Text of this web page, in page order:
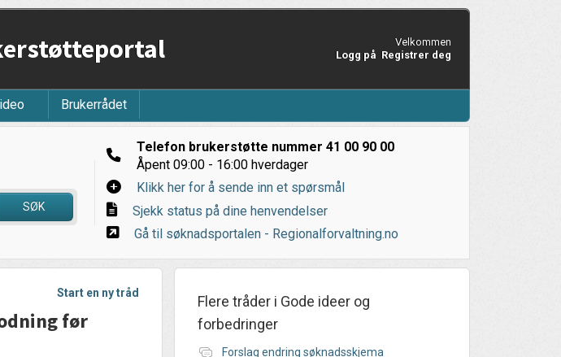
Velkommen
Logg på Registrer deg
Brukerrådet
SØK
Telefon brukerstøtte nummer 41 00 90 00
Åpent 09:00 - 16:00 hverdager
Klikk her for å sende inn et spørsmål
Sjekk status på dine henvendelser
Gå til søknadsportalen - Regionalforvaltning.no
Start en ny tråd
før
Flere tråder i Gode ideer og
forbedringer
Forslag endring søknadsskjema